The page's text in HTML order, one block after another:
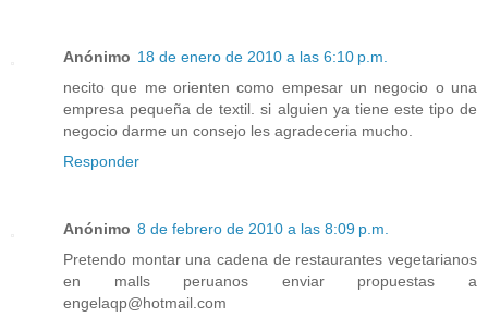
Anónimo 18 de enero de 2010 a las 6:10 p.m.
necito que me orienten como empesar un negocio o una
empresa pequeña de textil. si alguien ya tiene este tipo de
negocio darme un consejo les agradeceria mucho.
Responder
Anónimo 8 de febrero de 2010 a las 8:09 p.m.
Pretendo montar una cadena de restaurantes vegetarianos
en malls peruanos enviar propuestas a
engelaqp@hotmail.com